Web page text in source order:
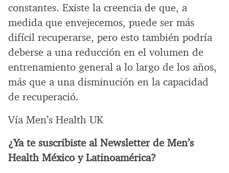
constantes. Existe la creencia de que, a
medida que envejecemos, puede ser más
difícil recuperarse, pero esto también podría
deberse a una reducción en el volumen de
entrenamiento general a lo largo de los años,
más que a una disminución en la capacidad
de recuperació.
Vía Men’s Health UK
¿Ya te suscribiste al Newsletter de Men’s
Health México y Latinoamérica?